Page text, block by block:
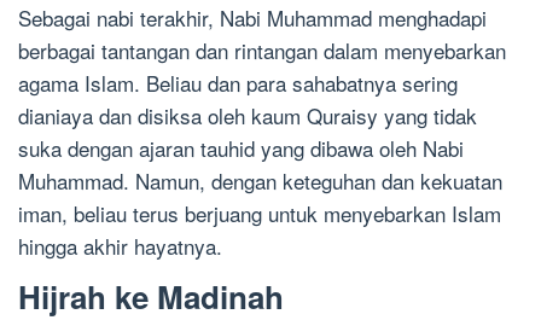
Sebagai nabi terakhir, Nabi Muhammad menghadapi
berbagai tantangan dan rintangan dalam menyebarkan
agama Islam. Beliau dan para sahabatnya sering
dianiaya dan disiksa oleh kaum Quraisy yang tidak
suka dengan ajaran tauhid yang dibawa oleh Nabi
Muhammad. Namun, dengan keteguhan dan kekuatan
iman, beliau terus berjuang untuk menyebarkan Islam
hingga akhir hayatnya.
Hijrah ke Madinah